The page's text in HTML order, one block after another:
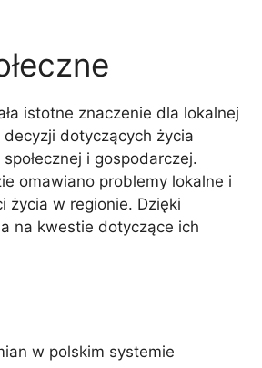
istotne znaczenie dla lokalnej
decyzji dotyczących życia
i gospodarczej.
omawiano problemy lokalne i
życia w regionie. Dzięki
na kwestie dotyczące ich
w polskim systemie